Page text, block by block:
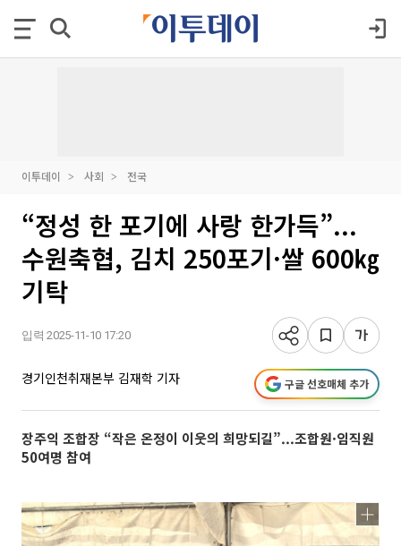
이투데이 사회 전국
“정성 한 포기에 사랑 한가득”...
수원축협, 김치 250포기·쌀 600㎏
기탁
입력 2025-11-10 17:20
경기인천취재본부 김재학 기자 구글 선호매체 추가
장주익 조합장 “작은 온정이 이웃의 희망되길”...조합원·임직원
50여명 참여